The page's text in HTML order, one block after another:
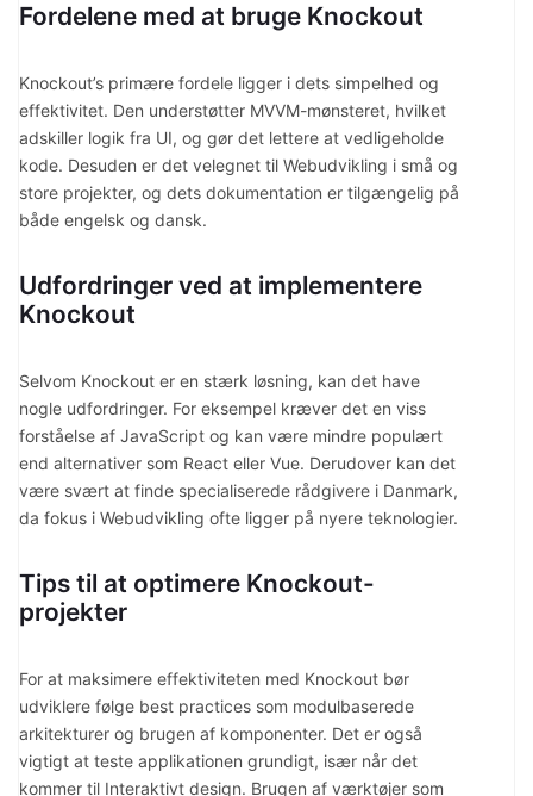
Fordelene med at bruge Knockout
Knockout’s primære fordele ligger i dets simpelhed og
effektivitet. Den understøtter MVVM-mønsteret, hvilket
adskiller logik fra UI, og gør det lettere at vedligeholde
kode. Desuden er det velegnet til Webudvikling i små og
store projekter, og dets dokumentation er tilgængelig på
både engelsk og dansk.
Udfordringer ved at implementere
Knockout
Selvom Knockout er en stærk løsning, kan det have
nogle udfordringer. For eksempel kræver det en viss
forståelse af JavaScript og kan være mindre populært
end alternativer som React eller Vue. Derudover kan det
være svært at finde specialiserede rådgivere i Danmark,
da fokus i Webudvikling ofte ligger på nyere teknologier.
Tips til at optimere Knockout-
projekter
For at maksimere effektiviteten med Knockout bør
udviklere følge best practices som modulbaserede
arkitekturer og brugen af komponenter. Det er også
vigtigt at teste applikationen grundigt, især når det
kommer til Interaktivt design. Brugen af værktøjer som